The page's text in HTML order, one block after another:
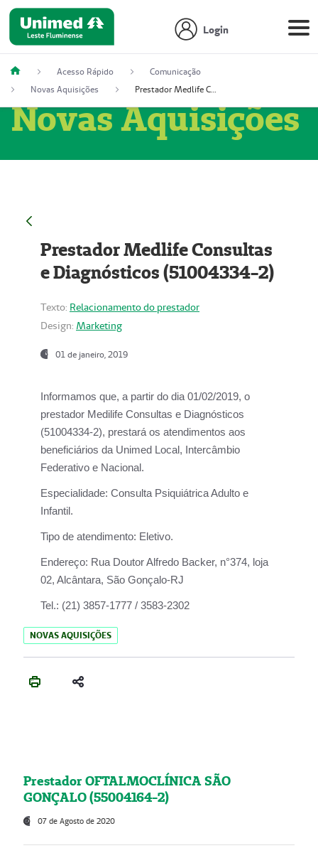
Login
Acesso Rápido
Comunicação
Novas Aquisições
Prestador Medlife Consultas e Diagnósticos (51004334-2)
Novas Aquisições
Prestador Medlife Consultas
e Diagnósticos (51004334-2)
Texto: Relacionamento do prestador
Design: Marketing
01 de janeiro, 2019
Informamos que, a partir do dia 01/02/2019, o
prestador Medilife Consultas e Diagnósticos
(51004334-2), prestará os atendimentos aos
beneficiários da Unimed Local, Intercâmbio
Federativo e Nacional.
Especialidade: Consulta Psiquiátrica Adulto e
Infantil.
Tipo de atendimento: Eletivo.
Endereço: Rua Doutor Alfredo Backer, n°374, loja
02, Alcântara, São Gonçalo-RJ
Tel.: (21) 3857-1777 / 3583-2302
NOVAS AQUISIÇÕES
Prestador OFTALMOCLÍNICA SÃO
GONÇALO (55004164-2)
07 de Agosto de 2020